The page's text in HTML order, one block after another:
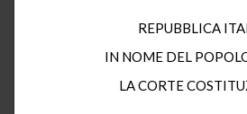
REPUBBLICA
IN NOME DEL
LA CORTE